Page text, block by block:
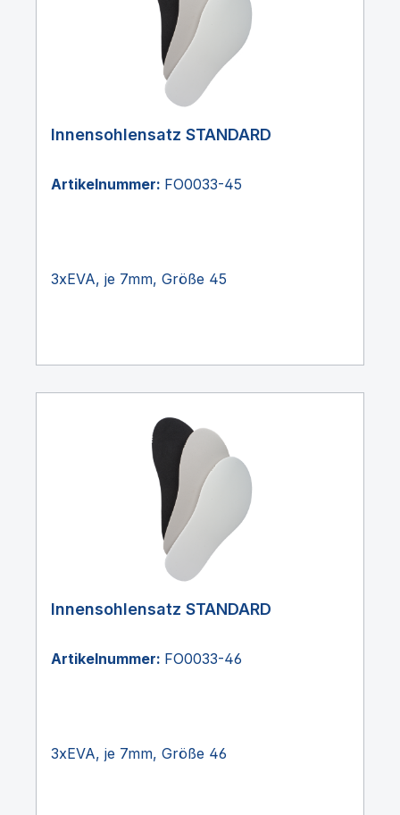
Innensohlensatz STANDARD
Artikelnummer: FO0033-45
3xEVA, je 7mm, Größe 45
Innensohlensatz STANDARD
Artikelnummer: FO0033-46
3xEVA, je 7mm, Größe 46